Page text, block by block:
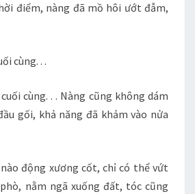
điểm, nàng đã mồ hôi ướt đẫm,
cùng. . .
cùng. . . Nàng cũng không dám
gối, khả năng đã khảm vào nửa
động xương cốt, chỉ có thể vứt
nằm ngã xuống đất, tóc cũng